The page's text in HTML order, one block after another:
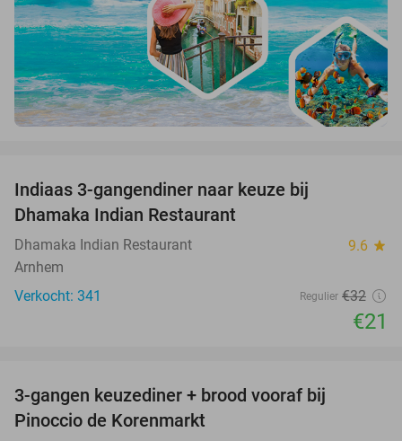
Indiaas 3-gangendiner naar keuze bij
Dhamaka Indian Restaurant
Dhamaka Indian Restaurant 9.6 star
Arnhem
Verkocht: 341
Regulier €32
€21
3-gangen keuzediner + brood vooraf bij
Pinoccio de Korenmarkt